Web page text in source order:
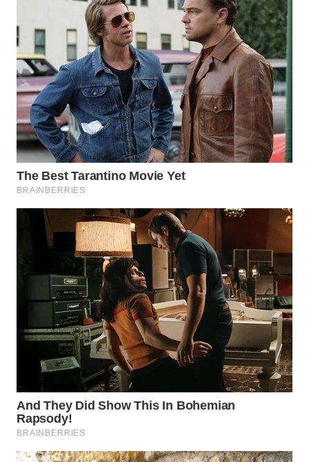
TANGERANG
WN
BINJAI
WN
CIREBON
WN
INDRAMAYU
WN
KUNINGAN
MAJALENGKA
SUBANG
WN
SUKABUMI
WN
PURWAKARTA